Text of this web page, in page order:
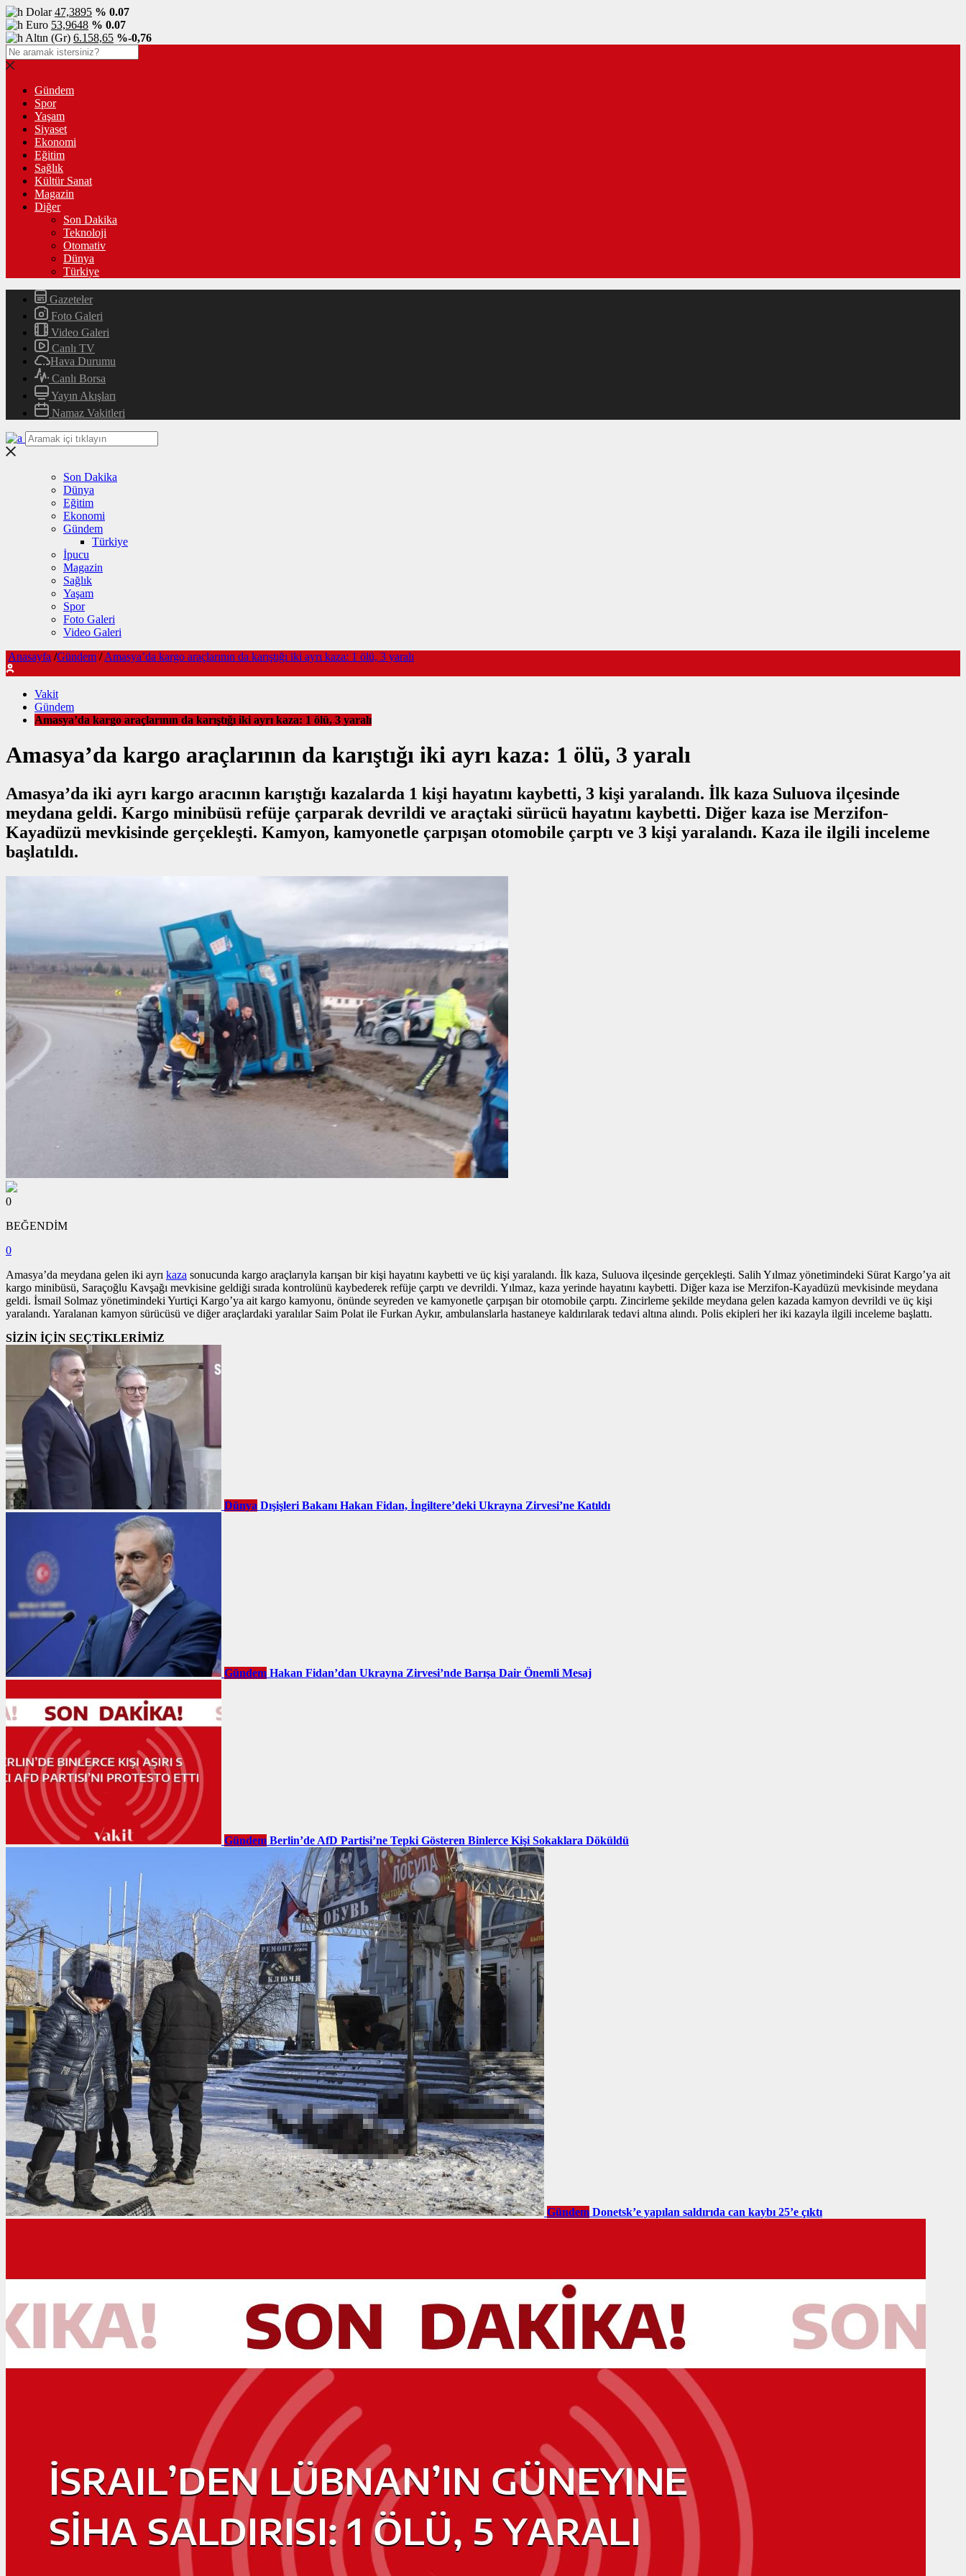
Dolar47,3895 % 0.07
Euro 53,9648 % 0.07
Altın (Gr) 6.158,65 %-0,76
Gündem
Spor
Yaşam
Siyaset
Ekonomi
Eğitim
Sağlık
Kültür Sanat
Magazin
Diğer
Son Dakika
Teknoloji
Otomativ
Dünya
Türkiye
Gazeteler
Foto Galeri
Video Galeri
Canlı TV
Hava Durumu
Canlı Borsa
Yayın Akışları
Namaz Vakitleri
Son Dakika
Dünya
Eğitim
Ekonomi
Gündem
Türkiye
İpucu
Magazin
Sağlık
Yaşam
Spor
Foto Galeri
Video Galeri
Anasayfa /Gündem / Amasya’da kargo araçlarının da karıştığı iki ayrı kaza: 1 ölü, 3 yaralı
Vakit
Gündem
Amasya’da kargo araçlarının da karıştığı iki ayrı kaza: 1 ölü, 3 yaralı
Amasya’da kargo araçlarının da karıştığı iki ayrı kaza: 1 ölü, 3 yaralı
Amasya’da iki ayrı kargo aracının karıştığı kazalarda 1 kişi hayatını kaybetti, 3 kişi yaralandı. İlk kaza Suluova ilçesinde
meydana geldi. Kargo minibüsü refüje çarparak devrildi ve araçtaki sürücü hayatını kaybetti. Diğer kaza ise Merzifon-
Kayadüzü mevkisinde gerçekleşti. Kamyon, kamyonetle çarpışan otomobile çarptı ve 3 kişi yaralandı. Kaza ile ilgili inceleme
başlatıldı.
0
BEĞENDİM
0
Amasya’da meydana gelen iki ayrı kaza sonucunda kargo araçlarıyla karışan bir kişi hayatını kaybetti ve üç kişi yaralandı. İlk kaza, Suluova ilçesinde gerçekleşti. Salih Yılmaz yönetimindeki Sürat Kargo’ya ait
kargo minibüsü, Saraçoğlu Kavşağı mevkisine geldiği sırada kontrolünü kaybederek refüje çarptı ve devrildi. Yılmaz, kaza yerinde hayatını kaybetti. Diğer kaza ise Merzifon-Kayadüzü mevkisinde meydana
geldi. İsmail Solmaz yönetimindeki Yurtiçi Kargo’ya ait kargo kamyonu, önünde seyreden ve kamyonetle çarpışan bir otomobile çarptı. Zincirleme şekilde meydana gelen kazada kamyon devrildi ve üç kişi
yaralandı. Yaralanan kamyon sürücüsü ve diğer araçlardaki yaralılar Saim Polat ile Furkan Aykır, ambulanslarla hastaneye kaldırılarak tedavi altına alındı. Polis ekipleri her iki kazayla ilgili inceleme başlattı.
SİZİN İÇİN SEÇTİKLERİMİZ
Dünya Dışişleri Bakanı Hakan Fidan, İngiltere’deki Ukrayna Zirvesi’ne Katıldı
Gündem Hakan Fidan’dan Ukrayna Zirvesi’nde Barışa Dair Önemli Mesaj
Gündem Berlin’de AfD Partisi’ne Tepki Gösteren Binlerce Kişi Sokaklara Döküldü
Gündem Donetsk’e yapılan saldırıda can kaybı 25’e çıktı